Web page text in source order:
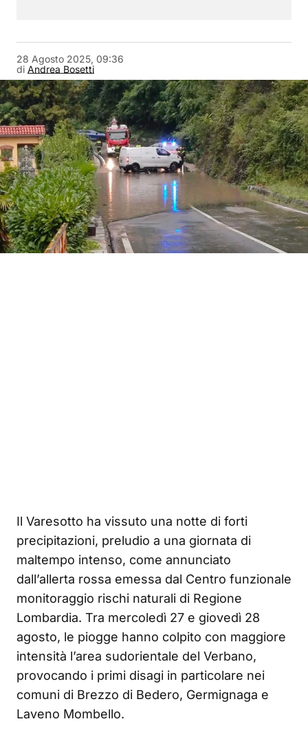
di Andrea Bosetti
28 Agosto 2025, 09:36
Il Varesotto ha vissuto una notte di forti
precipitazioni, preludio a una giornata di
maltempo intenso, come annunciato
dall’allerta rossa emessa dal Centro funzionale
monitoraggio rischi naturali di Regione
Lombardia. Tra mercoledì 27 e giovedì 28
agosto, le piogge hanno colpito con maggiore
intensità l’area sudorientale del Verbano,
provocando i primi disagi in particolare nei
comuni di Brezzo di Bedero, Germignaga e
Laveno Mombello.